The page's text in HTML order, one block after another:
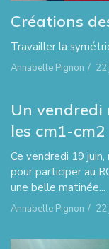
Créations
Travailler la
Annabelle Pignon / 22
Un vendredi
les cm1-cm2
Ce vendredi 19 juin,
pour participer au
une belle matinée...
Annabelle Pignon / 22